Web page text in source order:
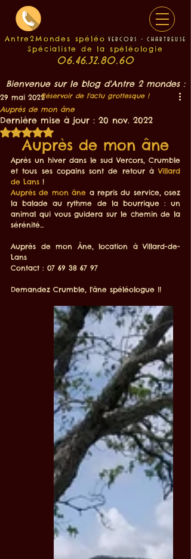
Antre2Mondes spéléo vercors - chartreuse
Spécialiste de la spéléologie
06.46.32.80.60
Auprès de mon âne
29 mai 2022
Dernière mise à jour : 20 nov. 2022
Noté NaN étoiles sur 5.
Auprès de mon âne
Après un hiver dans le sud Vercors, Crumble
et tous ses copains sont de retour à Villard
de Lans !
Auprès de mon âne a repris du service, osez
la balade au rythme de la bourrique : un
animal qui vous guidera sur le chemin de la
sérénité...
Auprès de mon Âne, location à Villard-de-
Lans
Contact : 07 69 38 67 97
Demandez Crumble, l'âne spéléologue !!
Bienvenue sur le blog d'Antre 2 mondes :
Réservoir de l'actu grottesque !